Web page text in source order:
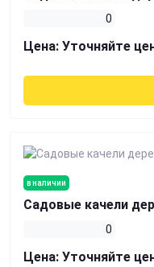
0
Цена: Уточняйте
в наличии
Садовые качели
0
Цена: Уточняйте